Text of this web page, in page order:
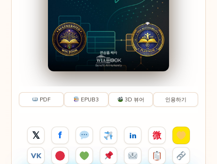
PDF EPUB3 3D 뷰어 인용하기
𝕏 f in 微
VK